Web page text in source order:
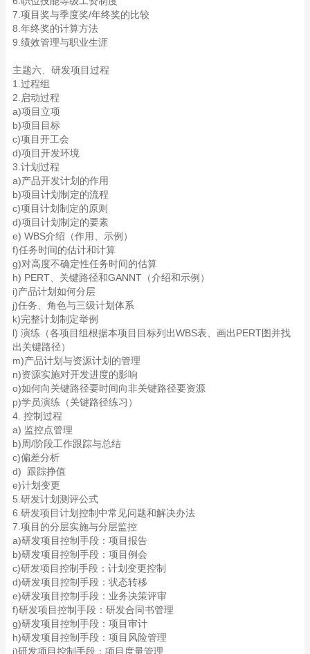
7.项目奖与季度奖/年终奖的比较
8.年终奖的计算方法
9.绩效管理与职业生涯
主题六、研发项目过程
1.过程组
2.启动过程
a)项目立项
b)项目目标
c)项目开工会
d)项目开发环境
3.计划过程
a)产品开发计划的作用
b)项目计划制定的流程
c)项目计划制定的原则
d)项目计划制定的要素
e) WBS介绍（作用、示例）
f)任务时间的估计和计算
g)对高度不确定性任务时间的估算
h) PERT、关键路径和GANNT（介绍和示例）
i)产品计划如何分层
j)任务、角色与三级计划体系
k)完整计划制定举例
l) 演练（各项目组根据本项目目标列出WBS表、画出PERT图并找
出关键路径）
m)产品计划与资源计划的管理
n)资源实施对开发进度的影响
o)如何向关键路径要时间向非关键路径要资源
p)学员演练（关键路径练习）
4. 控制过程
a) 监控点管理
b)周/阶段工作跟踪与总结
c)偏差分析
d) 跟踪挣值
e)计划变更
5.研发计划测评公式
6.研发项目计划控制中常见问题和解决办法
7.项目的分层实施与分层监控
a)研发项目控制手段：项目报告
b)研发项目控制手段：项目例会
c)研发项目控制手段：计划变更控制
d)研发项目控制手段：状态转移
e)研发项目控制手段：业务决策评审
f)研发项目控制手段：研发合同书管理
g)研发项目控制手段：项目审计
h)研发项目控制手段：项目风险管理
i)研发项目控制手段：项目度量管理